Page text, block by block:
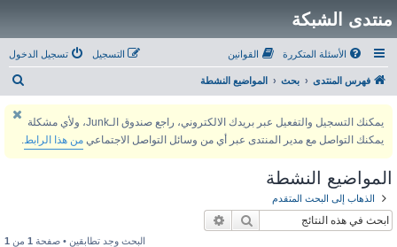
منتدى الشبكة
الأسئلة المتكررة القوانين تسجيل الدخول التسجيل
فهرس المنتدى بحث المواضيع النشطة
يمكنك التسجيل والتفعيل عبر بريدك الالكتروني، راجع صندوق الـJunk، ولأي مشكلة
يمكنك التواصل مع مدير المنتدى عبر أي من وسائل التواصل الاجتماعي من هذا الرابط.
المواضيع النشطة
الذهاب إلى البحث المتقدم
بحث
البحث وجد تطابقين • صفحة 1 من 1